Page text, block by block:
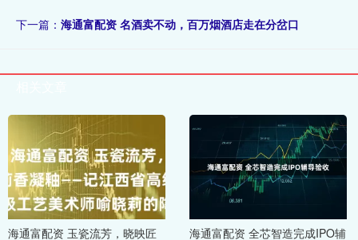
下一篇： 海通富配资 名酒卖不动，百万烟酒店走在分岔口
海通富配资 玉瓷流芳，晓映匠 海通富配资 全芯智造完成IPO辅